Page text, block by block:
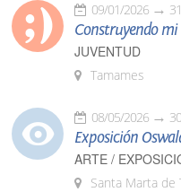
09/01/2026
Construyendo
JUVENTUD
Tamames
08/05/2026
Exposición
ARTE /
Santa Marta de